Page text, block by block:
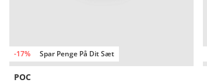
-17% Spar Penge På Dit Sæt
POC